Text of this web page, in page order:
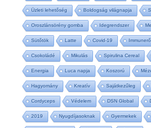
Üzleti lehetőség Boldogság világnapja
Oroszlánsörény gomba Idegrendszer
Sütőtök Latte Covid-19
Csokoládé Mikulás Spirulina Cereal
Energia Luca napja Koszorú
Hagyomány Kreatív Sajátkezűleg
Cordyceps Védelem DSN Global
2019 Nyugdíjasoknak Gyermekek